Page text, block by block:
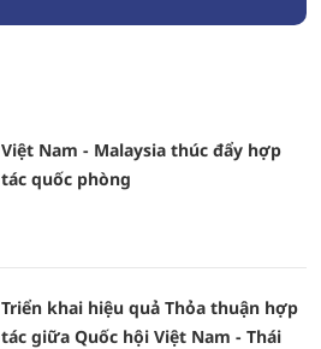
Việt Nam - Malaysia thúc đẩy hợp
tác quốc phòng
Triển khai hiệu quả Thỏa thuận hợp
tác giữa Quốc hội Việt Nam - Thái